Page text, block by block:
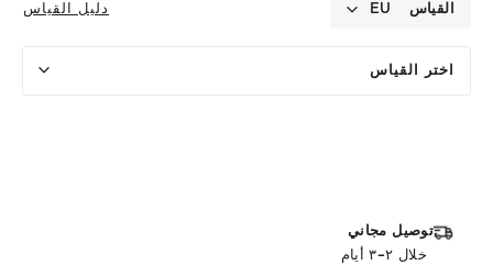
القياس EU دليل القياس
اختر القياس
توصيل مجاني
خلال ٢–٣ أيام